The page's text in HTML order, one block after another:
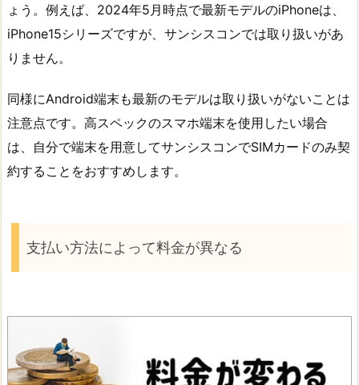
ょう。例えば、2024年5月時点で最新モデルのiPhoneは、
iPhone15シリーズですが、サンシスコンでは取り扱いがあ
りません。
同様にAndroid端末も最新のモデルは取り扱いがないことは
注意点です。高スペックのスマホ端末を使用したい場合
は、自分で端末を用意してサンシスコンでSIMカードのみ契
約することをおすすめします。
支払い方法によって料金が異なる